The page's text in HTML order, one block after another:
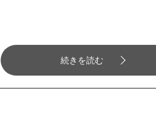
続きを読む